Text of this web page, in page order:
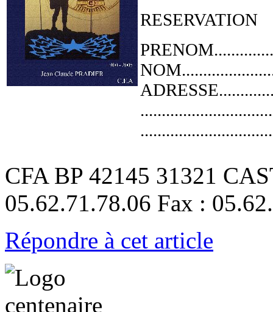
RESERVATION
CFA BP 42145 31321
05.62.71.78.06 Fax :
Répondre à cet article